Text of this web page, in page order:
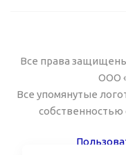
Все права
ООО
Все упомянутые